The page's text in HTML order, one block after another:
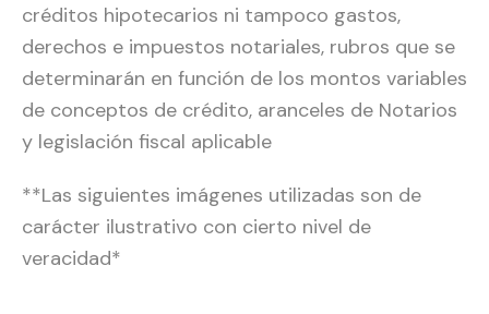
créditos hipotecarios ni tampoco gastos,
derechos e impuestos notariales, rubros que se
determinarán en función de los montos variables
de conceptos de crédito, aranceles de Notarios
y legislación fiscal aplicable
**Las siguientes imágenes utilizadas son de
carácter ilustrativo con cierto nivel de
veracidad*